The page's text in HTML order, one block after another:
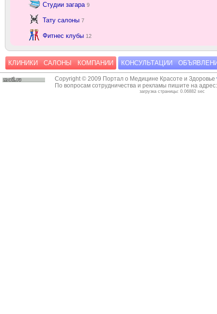
Студии загара 9
Тату салоны 7
Фитнес клубы 12
КЛИНИКИ САЛОНЫ КОМПАНИИ КОНСУЛЬТАЦИИ
Copyright © 2009 Портал о Медицине Красоте и Здоровье
По вопросам сотрудничества и рекламы пишите на
загрузка страницы: 0.06882 sec